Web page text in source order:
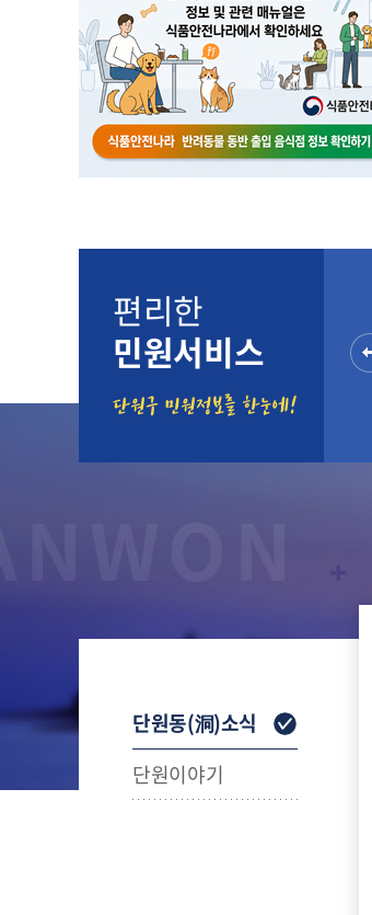
편리한
민원서비스
원 가족관계등록 정부공개포털
단원동(洞)소식
단원이야기